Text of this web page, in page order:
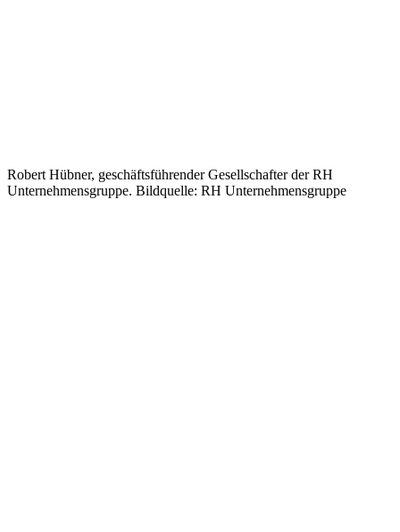
Robert Hübner, geschäftsführender Gesellschafter der RH
Unternehmensgruppe. Bildquelle: RH Unternehmensgruppe